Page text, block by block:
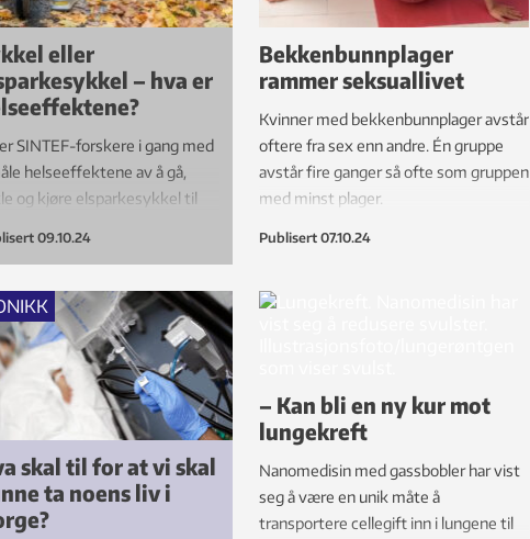
eller
– hva er
SINTEF-forskere i gang med
helseeffektene av å gå,
og kjøre elsparkesykkel til
09.10.24
Bekkenbunnplager
rammer seksuallivet
Kvinner med bekkenbunnplager avstår
oftere fra sex enn andre. Én gruppe
avstår fire ganger så ofte som gruppen
med minst plager.
Publisert 07.10.24
skal til for at vi skal
ta noens liv i
– Kan bli en ny kur mot
lungekreft
Nanomedisin med gassbobler har vist
seg å være en unik måte å
transportere cellegift inn i lungene til